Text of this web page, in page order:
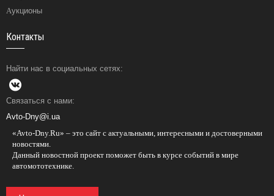
Аукционы
Контакты
Найти нас в социальных сетях:
Связаться с нами:
Avto-Dny@i.ua
«Avto-Dny.Ru» – это сайт с актуальными, интересными и достоверными
новостями.
Данный новостной проект поможет быть в курсе событий в мире
автомототехнике.